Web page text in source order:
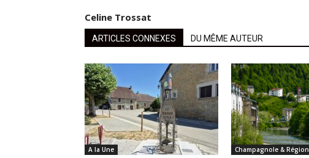
Celine Trossat
ARTICLES CONNEXES DU MÊME AUTEUR
A la Une Champagnole & Région